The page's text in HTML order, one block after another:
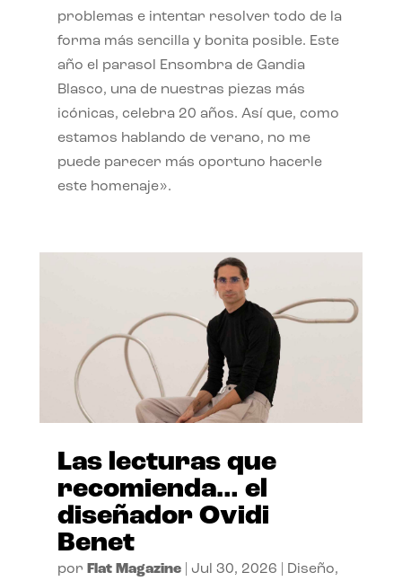
problemas e intentar resolver todo de la
forma más sencilla y bonita posible. Este
año el parasol Ensombra de Gandia
Blasco, una de nuestras piezas más
icónicas, celebra 20 años. Así que, como
estamos hablando de verano, no me
puede parecer más oportuno hacerle
este homenaje».
Las lecturas que
recomienda… el
diseñador Ovidi
Benet
por Flat Magazine| Jul 30, 2026 Diseño,